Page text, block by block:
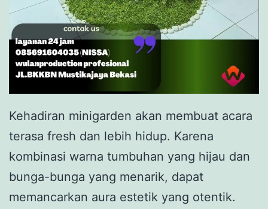
Kehadiran minigarden akan membuat acara
terasa fresh dan lebih hidup. Karena
kombinasi warna tumbuhan yang hijau dan
bunga-bunga yang menarik, dapat
memancarkan aura estetik yang otentik.